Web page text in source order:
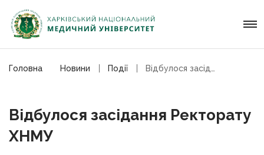
Головна Новини Події
Відбулося засідання Ректорату
ХНМУ